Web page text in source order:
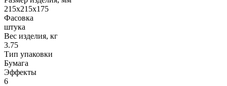
215х215х175
Фасовка
штука
Вес изделия, кг
3.75
Тип упаковки
Бумага
Эффекты
6